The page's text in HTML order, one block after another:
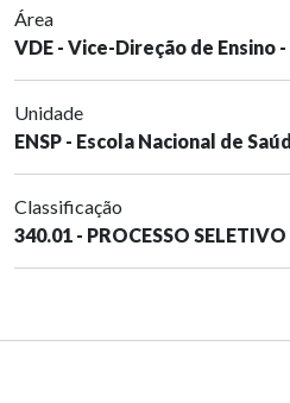
Área
VDE - Vice-Direção de Ensino
Unidade
ENSP - Escola Nacional de
Classificação
340.01 - PROCESSO SELETIVO